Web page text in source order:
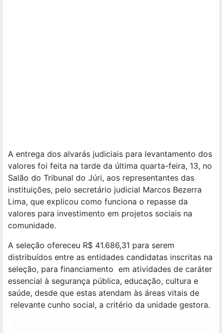
A entrega dos alvarás judiciais para levantamento dos
valores foi feita na tarde da última quarta-feira, 13, no
Salão do Tribunal do Júri, aos representantes das
instituições, pelo secretário judicial Marcos Bezerra
Lima, que explicou como funciona o repasse da
valores para investimento em projetos sociais na
comunidade.
A seleção ofereceu R$ 41.686,31 para serem
distribuídos entre as entidades candidatas inscritas na
seleção, para financiamento em atividades de caráter
essencial à segurança pública, educação, cultura e
saúde, desde que estas atendam às áreas vitais de
relevante cunho social, a critério da unidade gestora.